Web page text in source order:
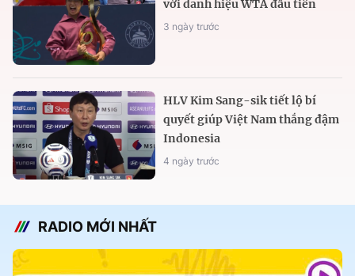
với danh hiệu WTA đầu tiên
3 ngày trước
HLV Kim Sang-sik tiết lộ bí
quyết giúp Việt Nam thắng đậm
Indonesia
4 ngày trước
RADIO MỚI NHẤT